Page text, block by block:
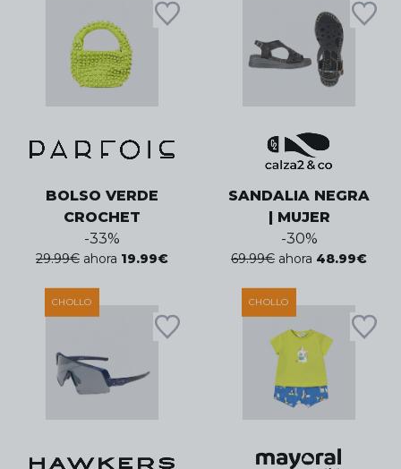
BOLSO VERDE
CROCHET
-33%
29.99€ ahora 19.99€
SANDALIA NEGRA
| MUJER
-30%
69.99€ ahora 48.99€
CHOLLO CHOLLO